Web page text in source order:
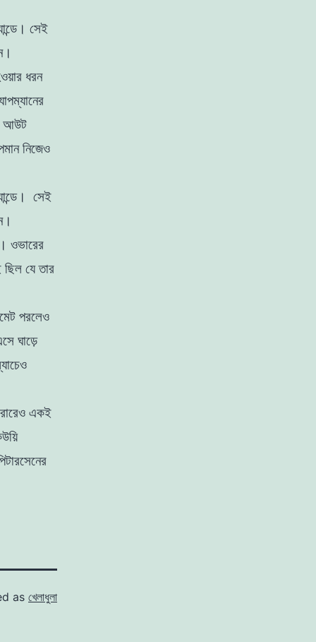
সেই
ধরন
আউট
নিজেও
সেই
ওভারের
যে তার
পরলেও
ঘাড়ে
একই
as খেলাধুলা